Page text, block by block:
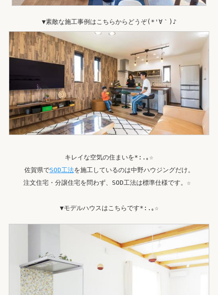
▼素敵な施工事例はこちらからどうぞ(*'∀｀)♪
キレイな空気の住まいを*:.｡☆
佐賀県でSOD工法を施工しているのは中野ハウジングだけ。
注文住宅・分譲住宅を問わず、SOD工法は標準仕様です。☆
▼モデルハウスはこちらです*:.｡☆